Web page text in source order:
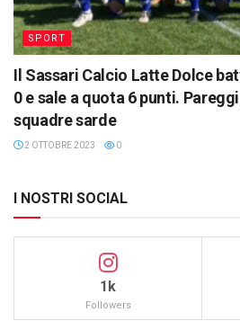
SPORT
Il Sassari Calcio Latte Dolce
0 e sale a quota 6 punti.
squadre sarde
2 OTTOBRE 2023 0
I NOSTRI SOCIAL
1k
Followers